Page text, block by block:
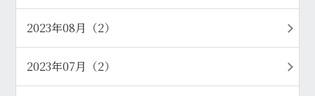
2023年08月（2）
2023年07月（2）